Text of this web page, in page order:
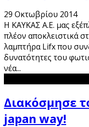
29 Οκτωβρίου 2014
Η ΚΑΥΚΑΣ Α.Ε. μας
πλέον αποκλειστικά
λαμπτήρα Lifx που
δυνατότητες του
νέα...
Διακόσμησε
japan way!